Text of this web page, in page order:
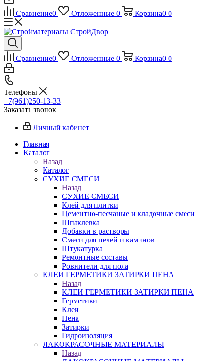
Сравнение0 Отложенные 0 Корзина0 0
Сравнение0 Отложенные 0 Корзина0 0
Телефоны
+7(961)250-13-33
Заказать звонок
Личный кабинет
Главная
Каталог
Назад
Каталог
СУХИЕ СМЕСИ
Назад
СУХИЕ СМЕСИ
Клей для плитки
Цементно-песчаные и кладочные смеси
Шпаклевка
Добавки в растворы
Смеси для печей и каминов
Штукатурка
Ремонтные составы
Ровнители для пола
КЛЕИ ГЕРМЕТИКИ ЗАТИРКИ ПЕНА
Назад
КЛЕИ ГЕРМЕТИКИ ЗАТИРКИ ПЕНА
Герметики
Клеи
Пена
Затирки
Гидроизоляция
ЛАКОКРАСОЧНЫЕ МАТЕРИАЛЫ
Назад